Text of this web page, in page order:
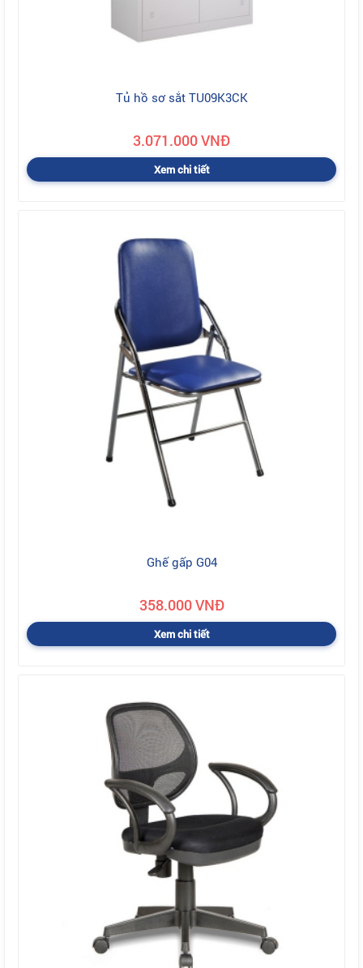
Tủ hồ sơ sắt TU09K3CK
3.071.000 VNĐ
Xem chi tiết
Ghế gấp G04
358.000 VNĐ
Xem chi tiết